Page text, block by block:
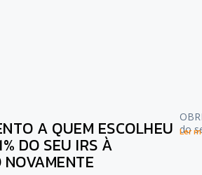
A QUEM ESCOLHEU
DO SEU IRS À
do
Ler